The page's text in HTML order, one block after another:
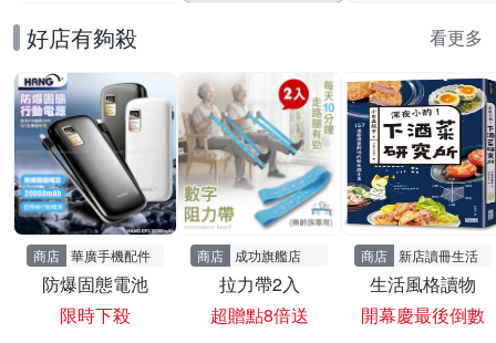
好店有夠殺 看更多
商店 華廣手機配件
防爆固態電池
限時下殺
商店 成功旗艦店
拉力帶2入
超贈點8倍送
商店 新店讀冊生活
生活風格讀物
開幕慶最後倒數